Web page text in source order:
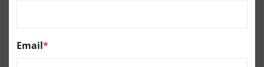
Email*